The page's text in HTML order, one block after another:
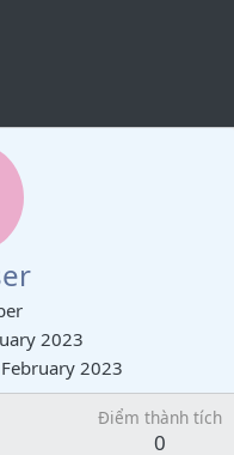
2023
2023
Điểm thành tích
0